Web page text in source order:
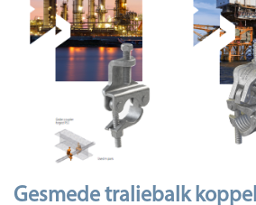
Gesmede traliebalk